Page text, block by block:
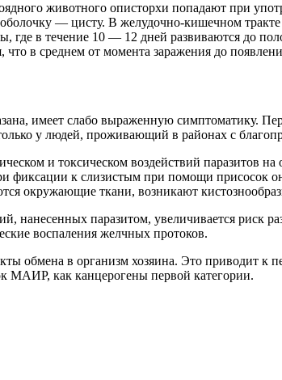
животного описторхи попадают при
— цисту. В желудочно-кишечном
где в течение 10 — 12 дней развиваются до
в среднем от момента заражения до
имеет слабо выраженную симптоматику.
у людей, проживающий в районах с
и токсическом воздействий паразитов
фиксации к слизистым при помощи присосок
окружающие ткани, возникают
нанесенных паразитом, увеличивается риск
воспаления желчных протоков.
обмена в организм хозяина. Это приводит
МАИР, как канцерогены первой категории.